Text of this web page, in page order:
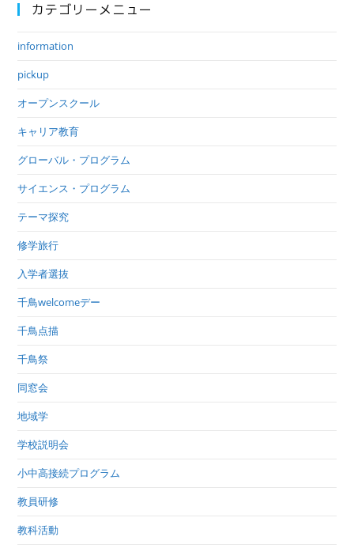
カテゴリーメニュー
information
pickup
オープンスクール
キャリア教育
グローバル・プログラム
サイエンス・プログラム
テーマ探究
修学旅行
入学者選抜
千鳥welcomeデー
千鳥点描
千鳥祭
同窓会
地域学
学校説明会
小中高接続プログラム
教員研修
教科活動